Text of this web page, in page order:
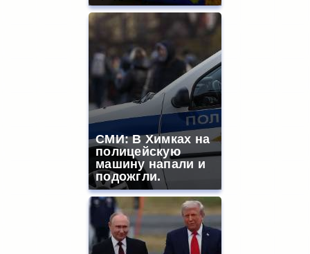
СМИ: В Химках на
полицейскую
машину напали и
подожгли.